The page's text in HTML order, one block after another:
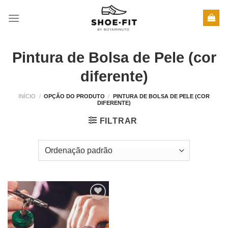
Pintura de Bolsa de Pele (cor
diferente)
INÍCIO / OPÇÃO DO PRODUTO /
PINTURA DE BOLSA DE PELE (COR
DIFERENTE)
FILTRAR
Adicionar
à wishlist